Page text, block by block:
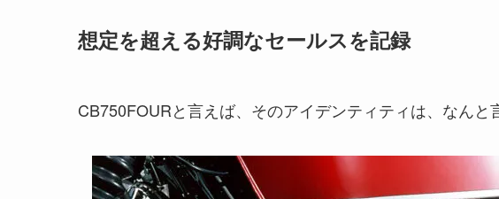
想定を超える好調なセールスを記録
CB750FOURと言えば、そのアイデンティティは、なんと